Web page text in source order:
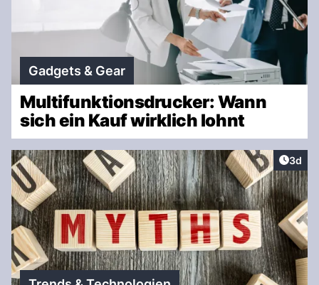
Gadgets & Gear
Multifunktionsdrucker: Wann
sich ein Kauf wirklich lohnt
3d